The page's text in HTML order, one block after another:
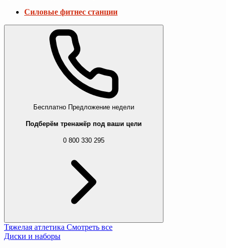
Силовые фитнес станции
Бесплатно Предложение недели
Подберём тренажёр под ваши цели
0 800 330 295
Тяжелая атлетика Смотреть все
Диски и наборы